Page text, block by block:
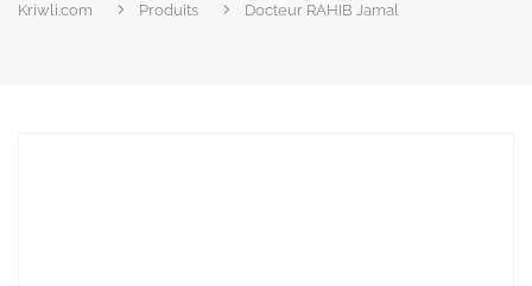
Kriwli.com Produits Docteur RAHIB Jamal